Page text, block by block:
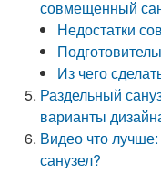
совмещенный
Недостатки
Из чего
Раздельный
варианты
Видео что
санузел?